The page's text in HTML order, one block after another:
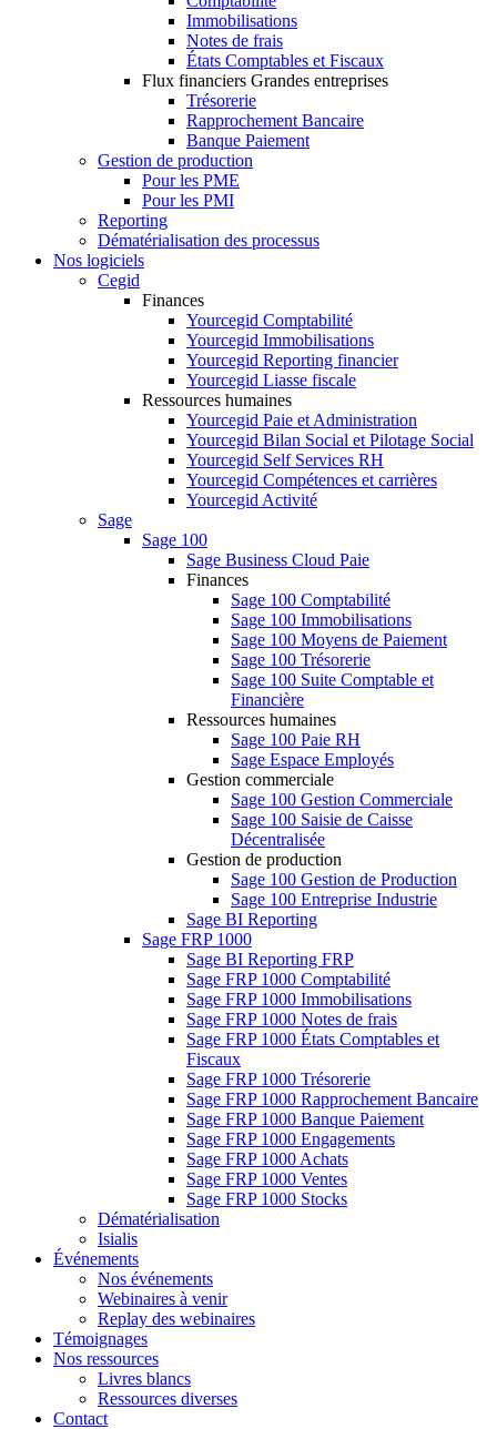
Immobilisations
Notes de frais
États Comptables et Fiscaux
Flux financiers Grandes entreprises
Trésorerie
Rapprochement Bancaire
Banque Paiement
Gestion de production
Pour les PME
Pour les PMI
Reporting
Dématérialisation des processus
Nos logiciels
Cegid
Finances
Yourcegid Comptabilité
Yourcegid Immobilisations
Yourcegid Reporting financier
Yourcegid Liasse fiscale
Ressources humaines
Yourcegid Paie et Administration
Yourcegid Bilan Social et Pilotage Social
Yourcegid Self Services RH
Yourcegid Compétences et carrières
Yourcegid Activité
Sage
Sage 100
Sage Business Cloud Paie
Finances
Sage 100 Comptabilité
Sage 100 Immobilisations
Sage 100 Moyens de Paiement
Sage 100 Trésorerie
Sage 100 Suite Comptable et
Financière
Ressources humaines
Sage 100 Paie RH
Sage Espace Employés
Gestion commerciale
Sage 100 Gestion Commerciale
Sage 100 Saisie de Caisse
Décentralisée
Gestion de production
Sage 100 Gestion de Production
Sage 100 Entreprise Industrie
Sage BI Reporting
Sage FRP 1000
Sage BI Reporting FRP
Sage FRP 1000 Comptabilité
Sage FRP 1000 Immobilisations
Sage FRP 1000 Notes de frais
Sage FRP 1000 États Comptables et
Fiscaux
Sage FRP 1000 Trésorerie
Sage FRP 1000 Rapprochement Bancaire
Sage FRP 1000 Banque Paiement
Sage FRP 1000 Engagements
Sage FRP 1000 Achats
Sage FRP 1000 Ventes
Sage FRP 1000 Stocks
Dématérialisation
Isialis
Événements
Nos événements
Webinaires à venir
Replay des webinaires
Témoignages
Nos ressources
Livres blancs
Ressources diverses
Contact